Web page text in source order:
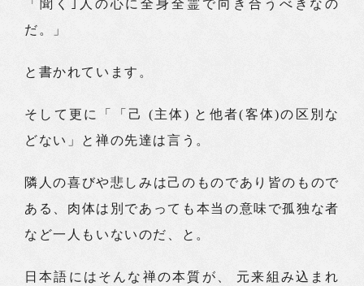
「聞く｣人の心に全身全霊で向き合うべきなの
だ。」
と書かれています。
そして更に「「己 (主体) と他者(客体)の区別な
どない」と禅の先達は言う。
隣人の喜びや悲しみは己のものであり皆のもので
ある、肉体は別であっても本当の意味で孤独な者
など一人もいないのだ、と。
日本語にはそんな禅の本質が、 元来組み込まれ